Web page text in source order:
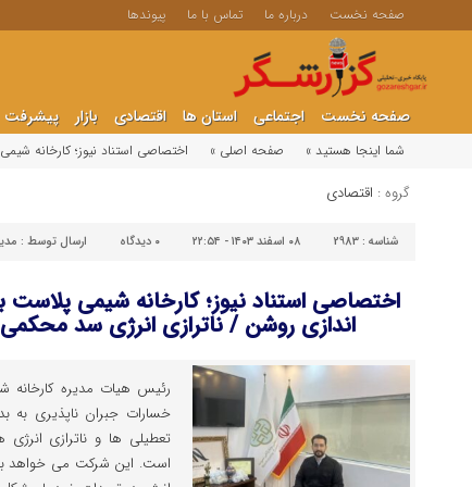
صفحه نخست درباره ما تماس با ما پیوندها
صفحه نخست اجتماعی استان ها اقتصادی بازار پیشرفت
شما اینجا هستید » صفحه اصلی » اختصاصی استناد نیوز؛ کارخانه
گروه : اقتصادی
شناسه : 2983 ۰۸ اسفند ۱۴۰۳ - ۲۲:۵۴ ۰ دیدگاه ارسال توسط :
اختصاصی استناد نیوز؛ کارخانه شیمی
اندازی روشن / ناترازی انرژی سد محکمی
رئیس هیات مدیره کارخانه
خسارات جبران ناپذیری به
است. این شرکت می خواهد با